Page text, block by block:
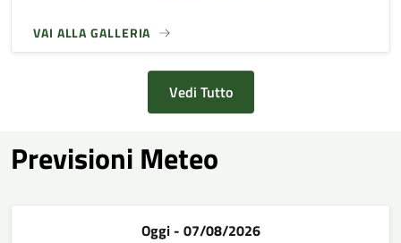
VAI ALLA GALLERIA
Vedi Tutto
Previsioni Meteo
Oggi - 07/08/2026